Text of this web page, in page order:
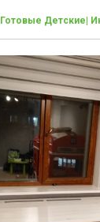
Готовые Детские|